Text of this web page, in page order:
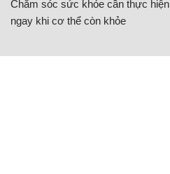
Chăm sóc sức khỏe cần thực hiện
ngay khi cơ thể còn khỏe